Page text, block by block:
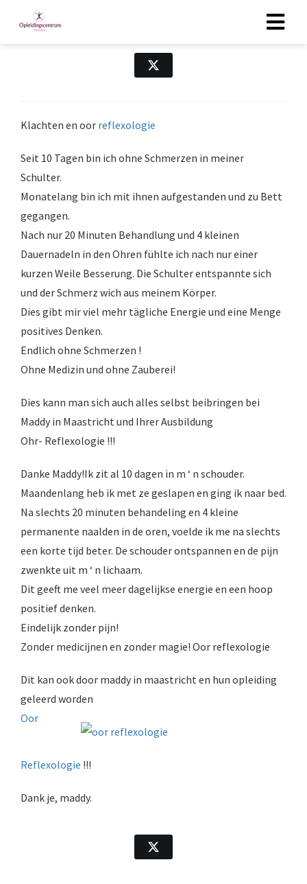
Klachten en oor reflexologie
Seit 10 Tagen bin ich ohne Schmerzen in meiner
Schulter.
Monatelang bin ich mit ihnen aufgestanden und zu Bett
gegangen.
Nach nur 20 Minuten Behandlung und 4 kleinen
Dauernadeln in den Ohren fühlte ich nach nur einer
kurzen Weile Besserung. Die Schulter entspannte sich
und der Schmerz wich aus meinem Körper.
Dies gibt mir viel mehr tägliche Energie und eine Menge
positives Denken.
Endlich ohne Schmerzen !
Ohne Medizin und ohne Zauberei!
Dies kann man sich auch alles selbst beibringen bei
Maddy in Maastricht und Ihrer Ausbildung
Ohr- Reflexologie !!!
Danke Maddy!Ik zit al 10 dagen in m ‘ n schouder.
Maandenlang heb ik met ze geslapen en ging ik naar bed.
Na slechts 20 minuten behandeling en 4 kleine
permanente naalden in de oren, voelde ik me na slechts
een korte tijd beter. De schouder ontspannen en de pijn
zwenkte uit m ‘ n lichaam.
Dit geeft me veel meer dagelijkse energie en een hoop
positief denken.
Eindelijk zonder pijn!
Zonder medicijnen en zonder magie! Oor reflexologie
Dit kan ook door maddy in maastricht en hun opleiding
geleerd worden
Oor
Reflexologie !!!
Dank je, maddy.